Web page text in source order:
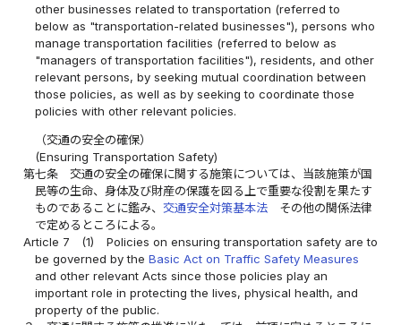
other businesses related to transportation (referred to
below as "transportation-related businesses"), persons who
manage transportation facilities (referred to below as
"managers of transportation facilities"), residents, and other
relevant persons, by seeking mutual coordination between
those policies, as well as by seeking to coordinate those
policies with other relevant policies.
（交通の安全の確保）
(Ensuring Transportation Safety)
第七条
交通の安全の確保に関する施策については、当該施策が国
民等の生命、身体及び財産の保護を図る上で重要な役割を果たす
ものであることに鑑み、交通安全対策基本法 その他の関係法律
で定めるところによる。
Article 7
(1)
Policies on ensuring transportation safety are to
be governed by theBasic Act on Traffic Safety Measures
and other relevant Acts since those policies play an
important role in protecting the lives, physical health, and
property of the public.